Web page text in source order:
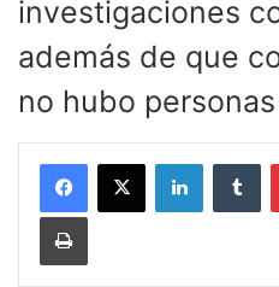
investigaciones
además de que
no hubo
LinkedIn
Imprimir